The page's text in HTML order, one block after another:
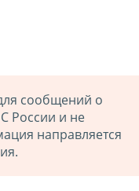
сообщений о
России и не
направляется